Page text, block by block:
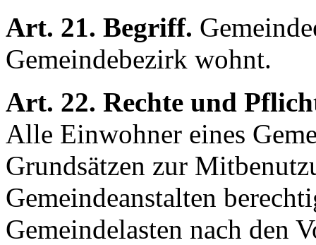
Art. 21. Begriff.
Gemeindebezirk wohnt.
Art. 22. Rechte und
Alle Einwohner eines
Grundsätzen zur
Gemeindeanstalten
Gemeindelasten nach den